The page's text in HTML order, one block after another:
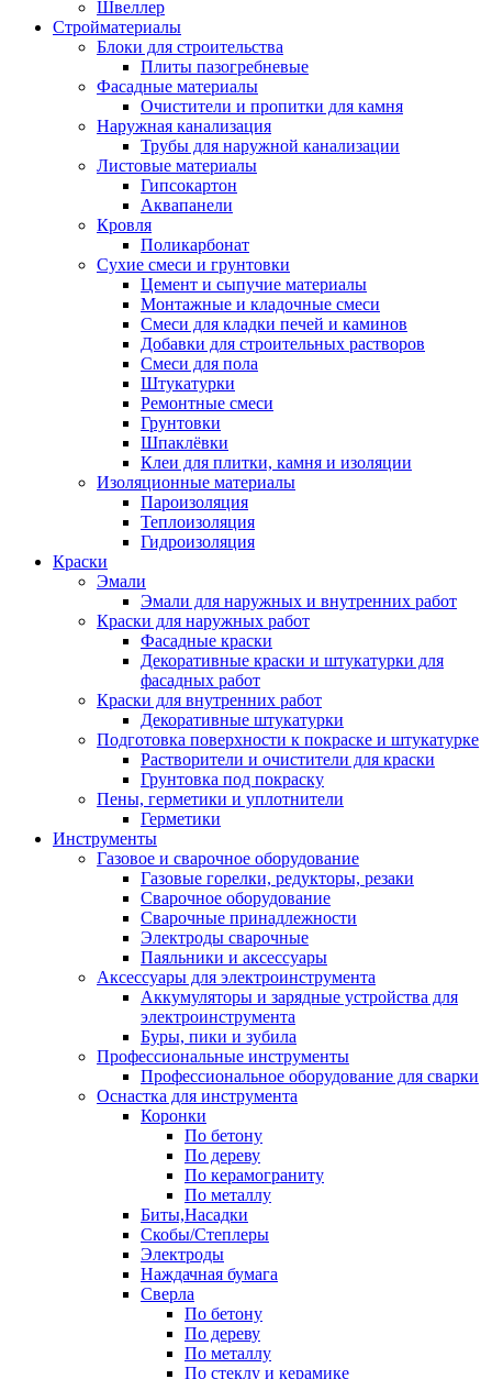
Швеллер
Стройматериалы
Блоки для строительства
Плиты пазогребневые
Фасадные материалы
Очистители и пропитки для камня
Наружная канализация
Трубы для наружной канализации
Листовые материалы
Гипсокартон
Аквапанели
Кровля
Поликарбонат
Сухие смеси и грунтовки
Цемент и сыпучие материалы
Монтажные и кладочные смеси
Смеси для кладки печей и каминов
Добавки для строительных растворов
Смеси для пола
Штукатурки
Ремонтные смеси
Грунтовки
Шпаклёвки
Клеи для плитки, камня и изоляции
Изоляционные материалы
Пароизоляция
Теплоизоляция
Гидроизоляция
Краски
Эмали
Эмали для наружных и внутренних работ
Краски для наружных работ
Фасадные краски
Декоративные краски и штукатурки для
фасадных работ
Краски для внутренних работ
Декоративные штукатурки
Подготовка поверхности к покраске и штукатурке
Растворители и очистители для краски
Грунтовка под покраску
Пены, герметики и уплотнители
Герметики
Инструменты
Газовое и сварочное оборудование
Газовые горелки, редукторы, резаки
Сварочное оборудование
Сварочные принадлежности
Электроды сварочные
Паяльники и аксессуары
Аксессуары для электроинструмента
Аккумуляторы и зарядные устройства для
электроинструмента
Буры, пики и зубила
Профессиональные инструменты
Профессиональное оборудование для сварки
Оснастка для инструмента
Коронки
По бетону
По дереву
По керамограниту
По металлу
Биты,Насадки
Скобы/Степлеры
Электроды
Наждачная бумага
Сверла
По бетону
По дереву
По металлу
По стеклу и керамике